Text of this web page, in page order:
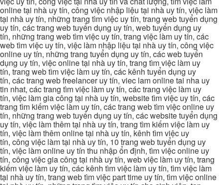
online tại nhà uy tín, công việc nhập liệu tại nhà uy tín, việc làm
tại nhà uy tín, những trang tìm việc uy tín, trang web tuyển dụng
uy tín, các trang web tuyển dụng uy tín, web tuyển dụng uy
tín, những trang web tìm việc uy tín, trang việc làm uy tín, các
web tìm việc uy tín, việc làm nhập liệu tại nhà uy tín, công việc
online uy tín, những trang tuyển dụng uy tín, các web tuyển
dụng uy tín, việc online tại nhà uy tín, trang tìm việc làm uy
tín, trang web tìm việc làm uy tín, các kênh tuyển dụng uy
tín, các trang web freelancer uy tín, viec lam online tai nha uy
tin nhat, các trang tìm việc làm uy tín, các trang việc làm uy
tín, việc làm gia công tại nhà uy tín, website tìm việc uy tín, các
trang tìm kiếm việc làm uy tín, các trang web tìm việc online uy
tín, những trang web tuyển dụng uy tín, các website tuyển dụng
uy tín, việc làm thêm tại nhà uy tín, trang tìm kiếm việc làm uy
tín, việc làm thêm online tại nhà uy tín, kênh tìm việc uy
tín, công việc làm tại nhà uy tín, 10 trang web tuyển dụng uy
tín, việc làm online uy tín thu nhập ổn định, tìm việc online uy
tín, công việc gia công tại nhà uy tín, web việc làm uy tín, trang
kiếm việc làm uy tín, các kênh tìm việc làm uy tín, tìm việc làm
tại nhà uy tín, trang web tìm việc part time uy tín, tìm việc online